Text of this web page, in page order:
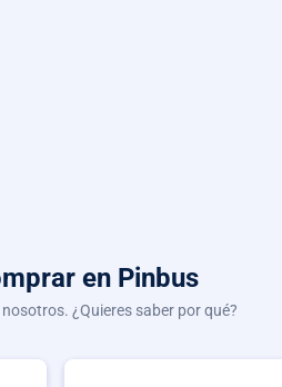
en Pinbus
¿Quieres saber por qué?